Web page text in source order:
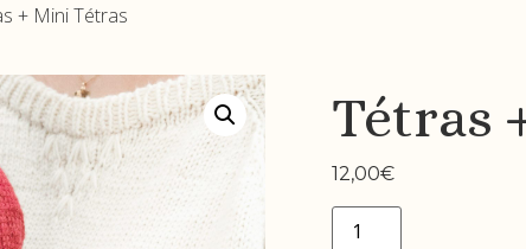
+ Mini Tétras
Tétras
12,00€